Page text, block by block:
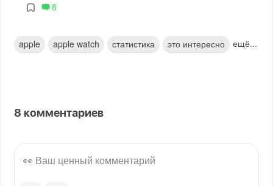
8
apple apple watch статистика это интересно ещё...
8 комментариев